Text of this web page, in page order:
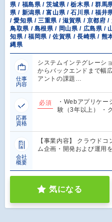
県 / 福島県 / 茨城県 / 栃木県 / 群馬
県 / 新潟県 / 富山県 / 石川県 / 福井
/ 愛知県 / 三重県 / 滋賀県 / 京都府
鳥取県 / 島根県 / 岡山県 / 広島県 /
知県 / 福岡県 / 佐賀県 / 長崎県 / 熊
縄県
仕事
内容
システムインテグレーシ
からバックエンドまで幅
アントの課題…
応募
資格
必須
・Webアプリケ
験（3年以上） ・
会社
概要
【事業内容】 クラウド
ム企画・開発および運用
気になる